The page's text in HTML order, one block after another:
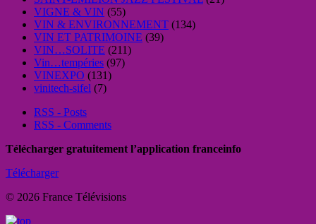
VIGNE & VIN (55)
VIN & ENVIRONNEMENT (134)
VIN ET PATRIMOINE (39)
VIN…SOLITE (211)
Vin…tempéries (97)
VINEXPO (131)
vinitech-sifel (7)
RSS - Posts
RSS - Comments
Télécharger gratuitement l’application franceinfo
Télécharger
© 2026 France Télévisions